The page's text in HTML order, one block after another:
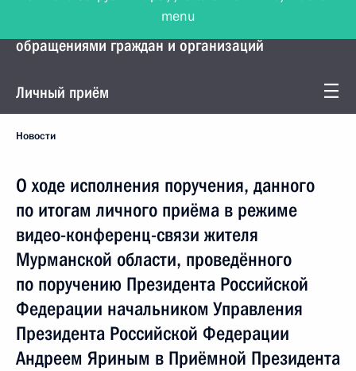
Управление Президента по работе с
обращениями граждан и организаций
Личный приём
Новости
О ходе исполнения поручения, данного
по итогам личного приёма в режиме
видео-конференц-связи жителя
Мурманской области, проведённого
по поручению Президента Российской
Федерации начальником Управления
Президента Российской Федерации
Андреем Яриным в Приёмной Президента
menu